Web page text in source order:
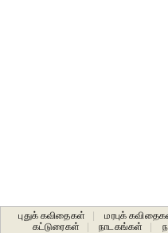
புதுக் கவிதைகள் மரபுக்
கட்டுரைகள்
நாடகங்கள்